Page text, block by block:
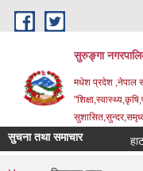
Skip to main content
सुरुङ्‍गा
मधेश प्रदेश ,नेपाल
सुचना तथा समाचार